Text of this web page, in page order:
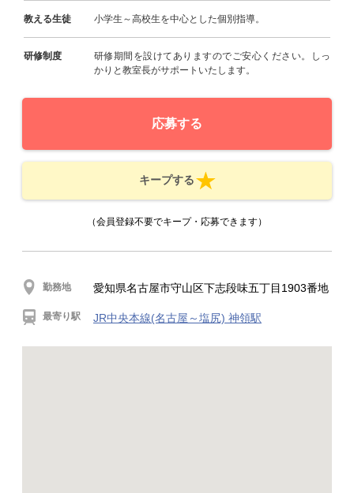
教える生徒 小学生～高校生を中心とした個別指導。
研修制度
研修期間を設けてありますのでご安心ください。しっ
かりと教室長がサポートいたします。
応募する
キープする
（会員登録不要でキープ・応募できます）
勤務地 愛知県名古屋市守山区下志段味五丁目1903番地
最寄り駅 JR中央本線(名古屋～塩尻) 神領駅